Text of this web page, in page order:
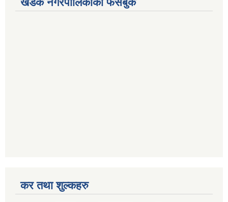
कर तथा शुल्कहरु